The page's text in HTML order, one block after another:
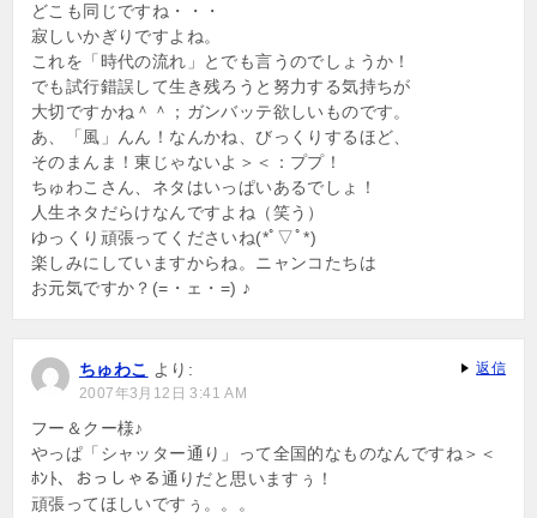
ンどこも同じですね・・・
寂しいかぎりですよね。
これを「時代の流れ」とでも言うのでしょうか！
でも試行錯誤して生き残ろうと努力する気持ちが
大切ですかね＾＾；ガンバッテ欲しいものです。
あ、「風」んん！なんかね、びっくりするほど、
そのまんま！東じゃないよ＞＜：ププ！
ちゅわこさん、ネタはいっぱいあるでしょ！
人生ネタだらけなんですよね（笑う）
ゆっくり頑張ってくださいね(*ﾟ▽ﾟ*)
楽しみにしていますからね。ニャンコたちは
お元気ですか？(=・ェ・=) ♪
ちゅわこ より:
2007年3月12日 3:41 AM
フー＆クー様♪
やっぱ「シャッター通り」って全国的なものなんですね＞＜
ﾎﾝﾄ、おっしゃる通りだと思いますぅ！
頑張ってほしいですぅ。。。
返信